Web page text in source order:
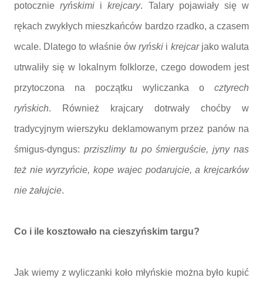
potocznieryńskimi ikrejcary. Talary pojawiały się w
rękach zwykłych mieszkańców bardzo rzadko, a czasem
wcale. Dlatego to właśnie ówryński i krejcar jako waluta
utrwaliły się w lokalnym folklorze, czego dowodem jest
przytoczona na początku wyliczanka o cztyrech
ryńskich. Również krajcary dotrwały choćby w
tradycyjnym wierszyku deklamowanym przez panów na
śmigus-dyngus: prziszlimy tu po śmierguście, jyny nas
też nie wyrzyńcie, kope wajec podarujcie, a krejcarków
nie żałujcie.
Co i ile kosztowało na cieszyńskim targu?
Jak wiemy z wyliczanki koło młyńskie można było kupić